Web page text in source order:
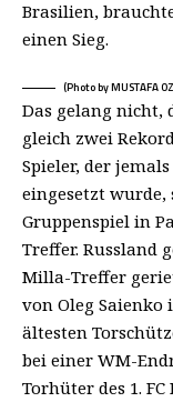
Brasilien,
einen Sieg.
(Photo by MUSTAFA
Das gelang nicht,
gleich zwei
Spieler, der
eingesetzt
Gruppenspiel in
Treffer. Russland
Milla-Treffer
von Oleg Saienko
ältesten
bei einer WM-
Torhüter des 1.